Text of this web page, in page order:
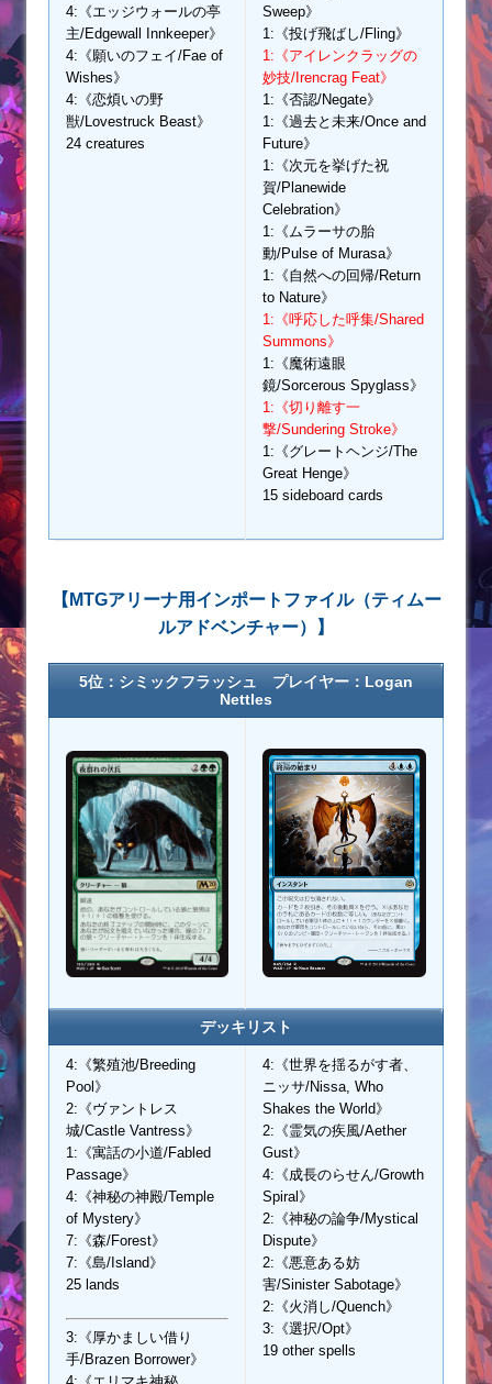
4:《エッジウォールの亭
主/Edgewall Innkeeper》
4:《願いのフェイ/Fae of
Wishes》
4:《恋煩いの野
獣/Lovestruck Beast》
24 creatures
Sweep》
1:《投げ飛ばし/Fling》
1:《アイレンクラッグの
妙技/Irencrag Feat》
1:《否認/Negate》
1:《過去と未来/Once and
Future》
1:《次元を挙げた祝
賀/Planewide
Celebration》
1:《ムラーサの胎
動/Pulse of Murasa》
1:《自然への回帰/Return
to Nature》
1:《呼応した呼集/Shared
Summons》
1:《魔術遠眼
鏡/Sorcerous Spyglass》
1:《切り離す一
撃/Sundering Stroke》
1:《グレートヘンジ/The
Great Henge》
15 sideboard cards
【MTGアリーナ用インポートファイル（ティムー
ルアドベンチャー）】
5位：シミックフラッシュ プレイヤー：Logan
Nettles
デッキリスト
4:《繁殖池/Breeding
Pool》
2:《ヴァントレス
城/Castle Vantress》
1:《寓話の小道/Fabled
Passage》
4:《神秘の神殿/Temple
of Mystery》
7:《森/Forest》
7:《島/Island》
25 lands
3:《厚かましい借り
手/Brazen Borrower》
4:《世界を揺るがす者、
ニッサ/Nissa, Who
Shakes the World》
2:《霊気の疾風/Aether
Gust》
4:《成長のらせん/Growth
Spiral》
2:《神秘の論争/Mystical
Dispute》
2:《悪意ある妨
害/Sinister Sabotage》
2:《火消し/Quench》
3:《選択/Opt》
19 other spells